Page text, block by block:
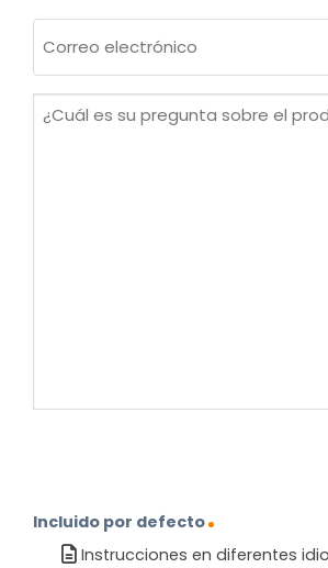
electrónico
¿Cuál
Incluido por defecto
Instrucciones en diferentes